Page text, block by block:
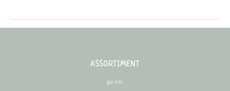
ASSORTIMENT
garens